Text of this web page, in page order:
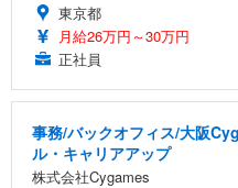
東京都
月給26万円～30万円
正社員
事務/バックオフィス/大阪
ル・キャリアアップ
株式会社Cygames